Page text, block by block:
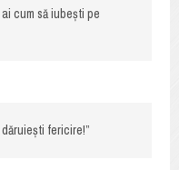
cum să iubești pe
fericire!”